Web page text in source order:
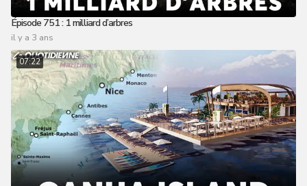
Épisode 751 : 1 milliard d’arbres
il y a 3 ans
07:22